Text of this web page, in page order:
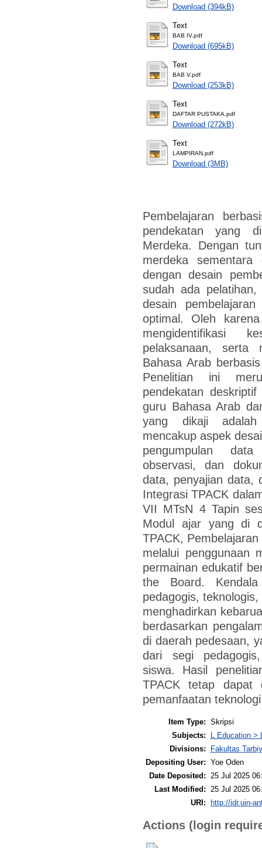
Download (394kB)
Text
BAB IV.pdf
Download (695kB)
Text
BAB V.pdf
Download (253kB)
Text
DAFTAR PUSTAKA.pdf
Download (272kB)
Text
LAMPIRAN.pdf
Download (3MB)
Pembelajaran
pendekatan yang
Merdeka. Dengan
merdeka
dengan desain
sudah ada
desain
optimal. Oleh
mengidentifikasi
pelaksanaan, serta
Bahasa Arab
Penelitian ini
pendekatan
guru Bahasa Arab
yang dikaji adalah
mencakup aspek
pengumpulan
observasi, dan
data, penyajian data,
Integrasi TPACK
VII MTsN 4 Tapin
Modul ajar yang di
TPACK,
melalui penggunaan
permainan edukatif
the Board.
pedagogis,
menghadirkan
berdasarkan
di daerah pedesaan,
dari segi
siswa. Hasil
TPACK tetap dapat
pemanfaatan
Item Type: Skripsi
Subjects:
L Education >
Divisions:
Fakultas
Depositing User: Yoe Oden
Date Deposited:
25 Jul 2025
Last Modified:
25 Jul 2025
URI: http://idr.uin-
Actions (login